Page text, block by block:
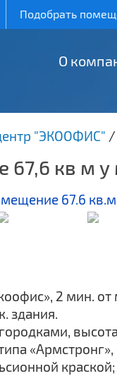
Подобрать
О
"ЭКООФИС" /
кв м
2 мин.
здания.